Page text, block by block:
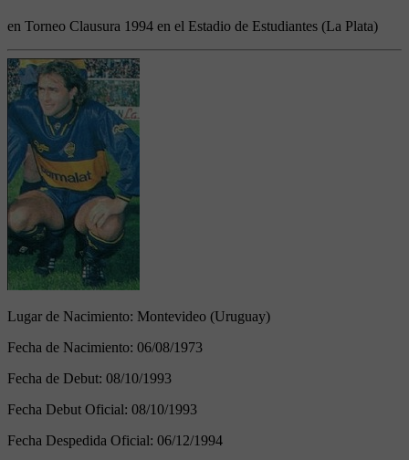
en Torneo Clausura 1994 en el Estadio de Estudiantes (La Plata)
Lugar de Nacimiento: Montevideo (Uruguay)
Fecha de Nacimiento: 06/08/1973
Fecha de Debut: 08/10/1993
Fecha Debut Oficial: 08/10/1993
Fecha Despedida Oficial: 06/12/1994